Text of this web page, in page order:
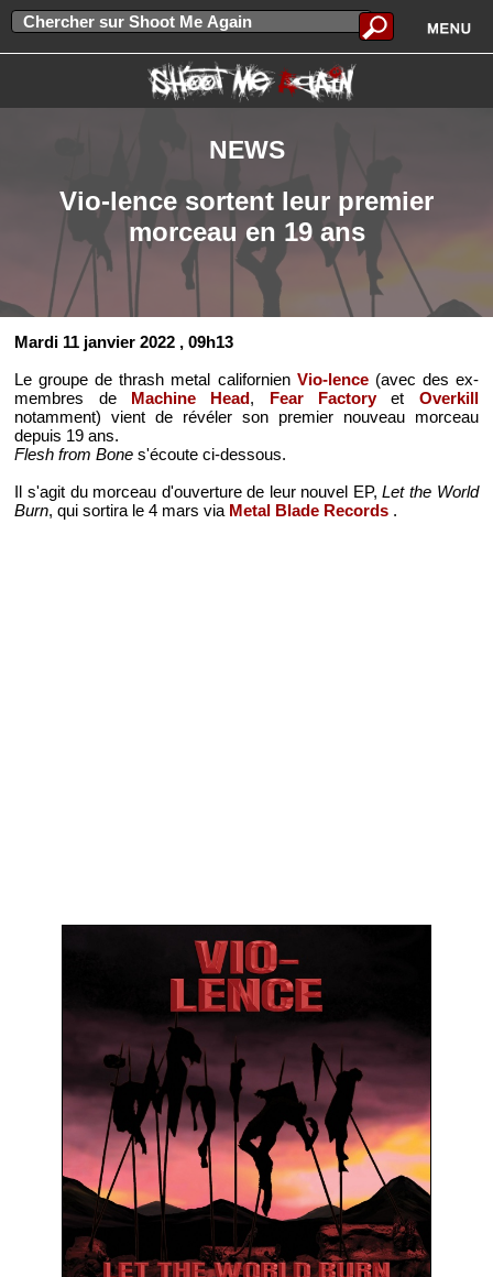
NEWS
Vio-lence sortent leur premier
morceau en 19 ans
Mardi 11 janvier 2022 , 09h13
Le groupe de thrash metal californien Vio-lence(avec des ex-
membres de Machine Head, Fear Factoryet Overkill
notamment) vient de révéler son premier nouveau morceau
depuis 19 ans.
Flesh from Bone s'écoute ci-dessous.
Il s'agit du morceau d'ouverture de leur nouvel EP,Let the World
Burn, qui sortira le 4 mars via Metal Blade Records .